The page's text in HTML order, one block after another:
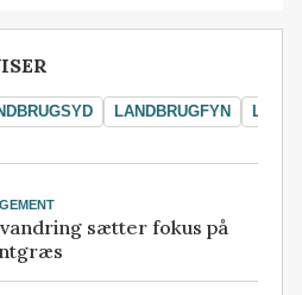
LANDBRUGFYN
sætter fokus på